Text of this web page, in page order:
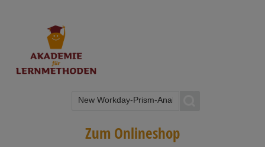
Zum Onlineshop